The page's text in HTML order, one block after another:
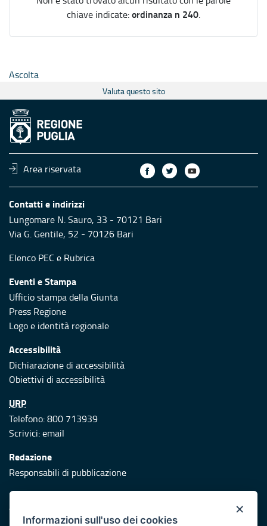
chiave indicate:ordinanza n 240.
Ascolta
Valuta questo sito
Area riservata
Contatti e indirizzi
Lungomare N. Sauro, 33 - 70121 Bari
Via G. Gentile, 52 - 70126 Bari
Elenco PEC e Rubrica
Eventi e Stampa
Ufficio stampa della Giunta
Press Regione
Logo e identità regionale
Accessibilità
Dichiarazione di accessibilità
Obiettivi di accessibilità
URP
Telefono: 800 713939
Scrivici:email
Redazione
Responsabili di pubblicazione
Protezione civile
Vai al sito di Protezione Civile Puglia ×
Informazioni sull'uso dei cookies